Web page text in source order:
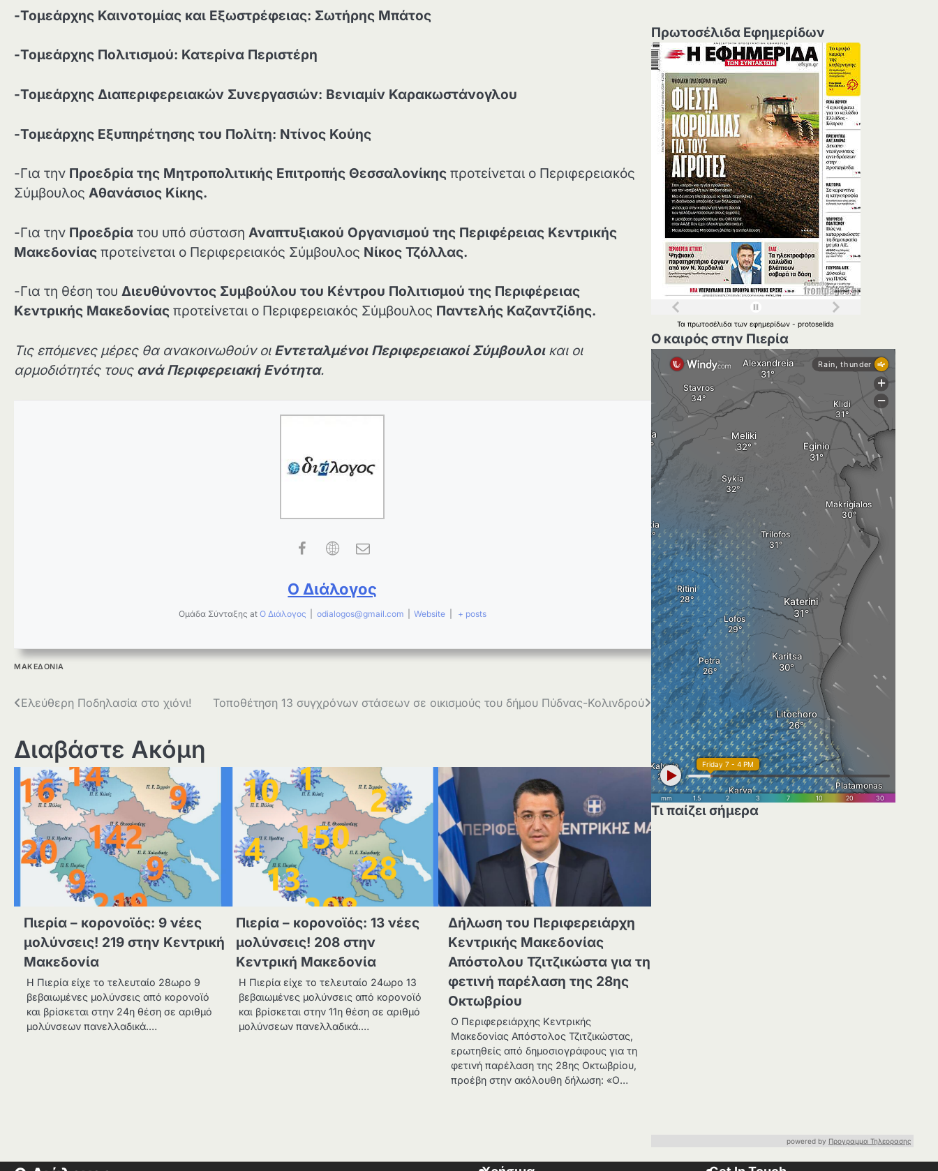
-Τομεάρχης Καινοτομίας και Εξωστρέφειας: Σωτήρης Μπάτος
-Τομεάρχης Πολιτισμού: Κατερίνα Περιστέρη
-Τομεάρχης Διαπεριφερειακών Συνεργασιών: Βενιαμίν Καρακωστάνογλου
-Τομεάρχης Εξυπηρέτησης του Πολίτη: Ντίνος Κούης
-Για την Προεδρία της Μητροπολιτικής Επιτροπής Θεσσαλονίκης προτείνεται ο Περιφερειακός
Σύμβουλος Αθανάσιος Κίκης.
-Για την Προεδρία του υπό σύσταση Αναπτυξιακού Οργανισμού της Περιφέρειας Κεντρικής
Μακεδονίας προτείνεται ο Περιφερειακός Σύμβουλος Νίκος Τζόλλας.
-Για τη θέση του Διευθύνοντος Συμβούλου του Κέντρου Πολιτισμού της Περιφέρειας
Κεντρικής Μακεδονίας προτείνεται ο Περιφερειακός Σύμβουλος Παντελής Καζαντζίδης.
Τις επόμενες μέρες θα ανακοινωθούν οι Εντεταλμένοι Περιφερειακοί Σύμβουλοικαι οι
αρμοδιότητές τους ανά Περιφερειακή Ενότητα.
Ο Διάλογος
Ομάδα Σύνταξης at Ο Διάλογος odialogos@gmail.com Website + posts
ΜΑΚΕΔΟΝΙΑ
Πλοήγηση
Ελεύθερη Ποδηλασία στο χιόνι! Τοποθέτηση 13 συγχρόνων στάσεων σε οικισμούς του δήμου Πύδνας-Κολινδρού
Διαβάστε Ακόμη
Πιερία – κορονοϊός: 9 νέες
μολύνσεις! 219 στην Κεντρική
Μακεδονία
Η Πιερία είχε το τελευταίο 28ωρο 9
βεβαιωμένες μολύνσεις από κορονοϊό
και βρίσκεται στην 24η θέση σε αριθμό
μολύνσεων πανελλαδικά.…
Πιερία – κορονοϊός: 13 νέες
μολύνσεις! 208 στην
Κεντρική Μακεδονία
Η Πιερία είχε το τελευταίο 24ωρο 13
βεβαιωμένες μολύνσεις από κορονοϊό
και βρίσκεται στην 11η θέση σε αριθμό
μολύνσεων πανελλαδικά.…
Δήλωση του Περιφερειάρχη
Κεντρικής Μακεδονίας
Απόστολου Τζιτζικώστα για τη
φετινή παρέλαση της 28ης
Οκτωβρίου
Ο Περιφερειάρχης Κεντρικής
Μακεδονίας Απόστολος Τζιτζικώστας,
ερωτηθείς από δημοσιογράφους για τη
φετινή παρέλαση της 28ης Οκτωβρίου,
προέβη στην ακόλουθη δήλωση: «Ο…
Πρωτοσέλιδα Εφημερίδων
Ταπρωτοσέλιδατωνεφημερίδων-protoselida
Ο καιρός στην Πιερία
Τι παίζει σήμερα
powered by Προγραμμα Τηλεορασης